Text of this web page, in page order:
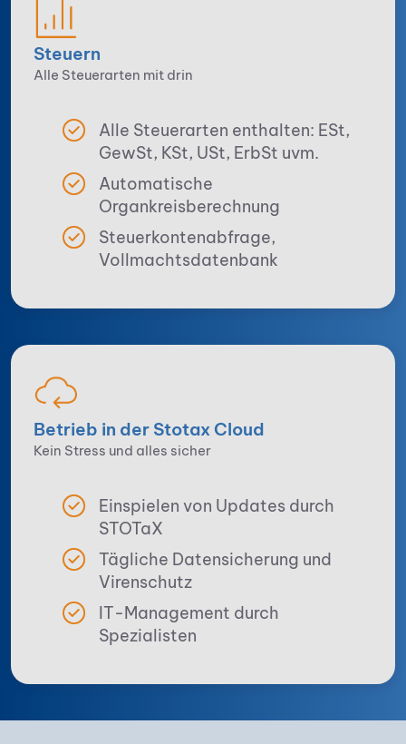
Steuern
Alle Steuerarten mit drin
Alle Steuerarten enthalten: ESt,
GewSt, KSt, USt, ErbSt uvm.
Automatische
Organkreisberechnung
Steuerkontenabfrage,
Vollmachtsdatenbank
Betrieb in der Stotax Cloud
Kein Stress und alles sicher
Einspielen von Updates durch
STOTaX
Tägliche Datensicherung und
Virenschutz
IT-Management durch
Spezialisten